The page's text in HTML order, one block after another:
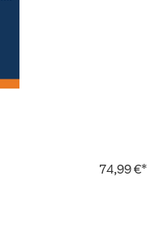
74,99 €*